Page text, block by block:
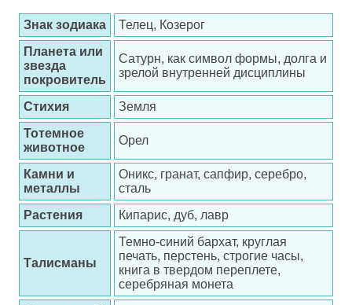
Знак зодиака
Телец, Козерог
Планета или
звезда
покровитель
Сатурн, как символ формы, долга и
зрелой внутренней дисциплины
Стихия
Земля
Тотемное
животное
Орел
Камни и
металлы
Оникс, гранат, сапфир, серебро,
сталь
Растения
Кипарис, дуб, лавр
Талисманы
Темно-синий бархат, круглая
печать, перстень, строгие часы,
книга в твердом переплете,
серебряная монета